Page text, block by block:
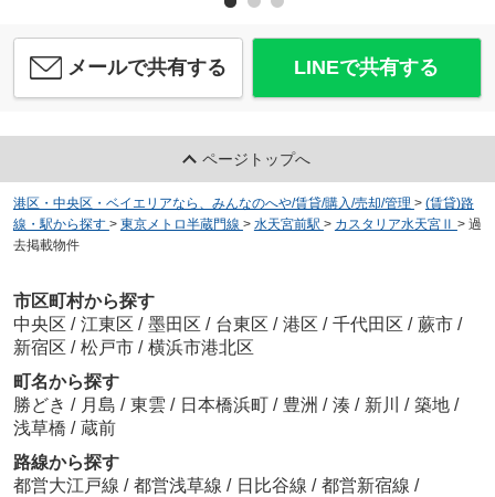
メールで共有する LINEで共有する
ページトップへ
港区・中央区・ベイエリアなら、みんなのへや/賃貸/購入/売却/管理 > (賃貸)路
線・駅から探す > 東京メトロ半蔵門線 > 水天宮前駅 > カスタリア水天宮Ⅱ > 過
去掲載物件
市区町村から探す
中央区 / 江東区 / 墨田区 / 台東区 / 港区 / 千代田区 / 蕨市 /
新宿区 / 松戸市 / 横浜市港北区
町名から探す
勝どき / 月島 / 東雲 / 日本橋浜町 / 豊洲 / 湊 / 新川 / 築地 /
浅草橋 / 蔵前
路線から探す
都営大江戸線 / 都営浅草線 / 日比谷線 / 都営新宿線 /